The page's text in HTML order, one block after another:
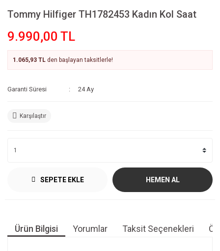
Tommy Hilfiger TH1782453 Kadın Kol Saat
9.990,00 TL
1.065,93 TL den başlayan taksitlerle!
Garanti Süresi 24 Ay
Karşılaştır
SEPETE EKLE HEMEN AL
Ürün Bilgisi Yorumlar Taksit Seçenekleri